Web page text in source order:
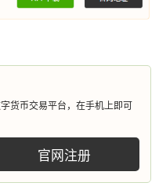
货币交易平台，在手机上即可
官网注册